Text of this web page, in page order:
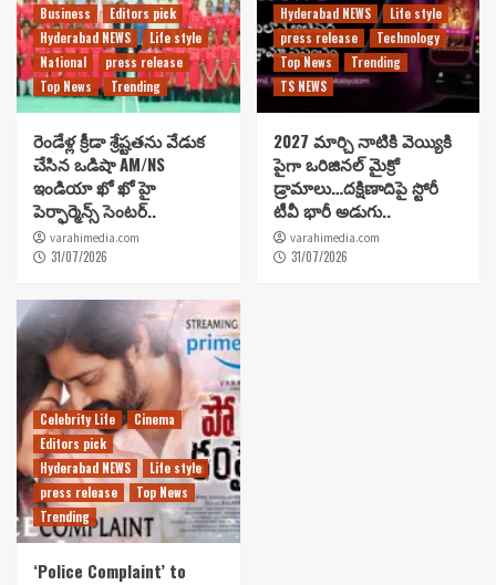
Business
Editors pick
Hyderabad NEWS
Life style
National
press release
Top News
Trending
రెండేళ్ల క్రీడా శ్రేష్టతను వేడుక
చేసిన ఒడిషా AM/NS
ఇండియా ఖో ఖో హై
పెర్ఫార్మెన్స్ సెంటర్..
varahimedia.com
31/07/2026
Hyderabad NEWS
Life style
press release
Technology
Top News
Trending
TS NEWS
2027 మార్చి నాటికి వెయ్యికి
పైగా ఒరిజినల్ మైక్రో
డ్రామాలు…దక్షిణాదిపై స్టోరీ
టీవీ భారీ అడుగు..
varahimedia.com
31/07/2026
Celebrity Life
Cinema
Editors pick
Hyderabad NEWS
Life style
press release
Top News
Trending
‘Police Complaint’ to